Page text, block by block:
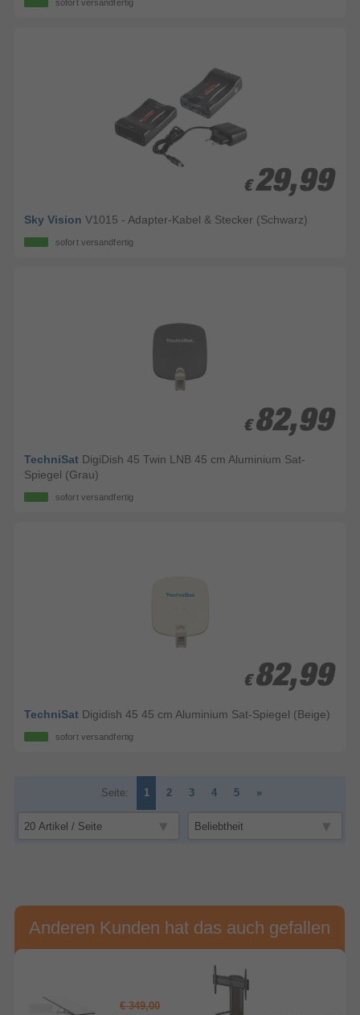
sofort versandfertig
€ 29,99
€ 29,99
Sky Vision V1015 - Adapter-Kabel & Stecker (Schwarz)
sofort versandfertig
€ 82,99
€ 82,99
TechniSat DigiDish 45 Twin LNB 45 cm Aluminium Sat-
Spiegel (Grau)
sofort versandfertig
€ 82,99
€ 82,99
TechniSat Digidish 45 45 cm Aluminium Sat-Spiegel (Beige)
sofort versandfertig
Seite: 1 2 3 4 5 »
Anderen Kunden hat das auch gefallen
€ 349,00